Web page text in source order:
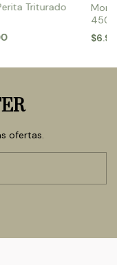
Triturado
450
ofertas.